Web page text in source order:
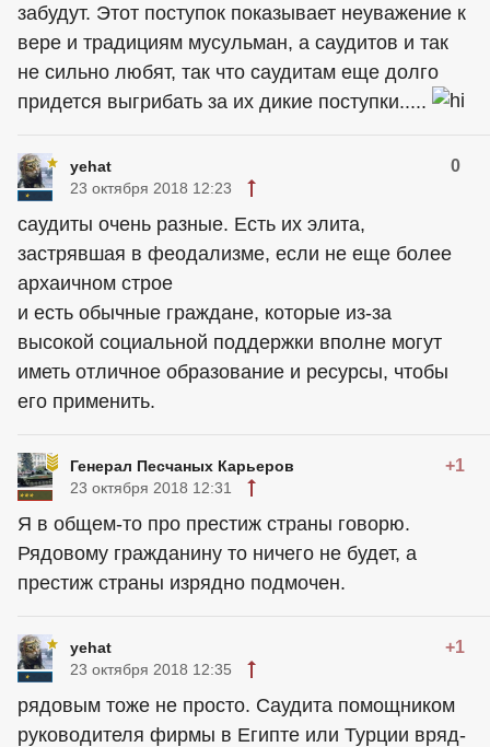
забудут. Этот поступок показывает неуважение к
вере и традициям мусульман, а саудитов и так
не сильно любят, так что саудитам еще долго
придется выгрибать за их дикие поступки.....
yehat 0
23 октября 2018 12:23
саудиты очень разные. Есть их элита,
застрявшая в феодализме, если не еще более
архаичном строе
и есть обычные граждане, которые из-за
высокой социальной поддержки вполне могут
иметь отличное образование и ресурсы, чтобы
его применить.
Генерал Песчаных Карьеров +1
23 октября 2018 12:31
Я в общем-то про престиж страны говорю.
Рядовому гражданину то ничего не будет, а
престиж страны изрядно подмочен.
yehat +1
23 октября 2018 12:35
рядовым тоже не просто. Саудита помощником
руководителя фирмы в Египте или Турции вряд-